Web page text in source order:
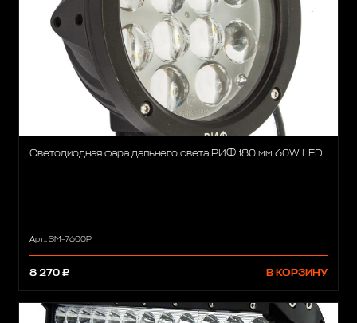
Светодиодная фара дальнего света РИФ 180 мм 60W LED
Арт.: SM-7600P
8 270 ₽ В КОРЗИНУ